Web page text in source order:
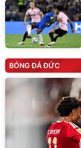
BÓNG ĐÁ ĐỨC